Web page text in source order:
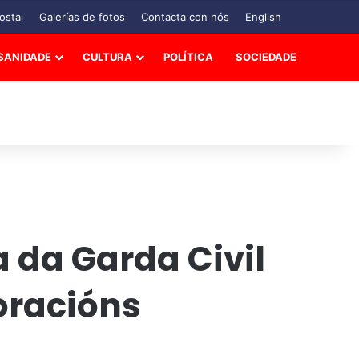
Galerías de fotos Contacta con nós English
CULTURA POLÍTICA SOCIEDADE
da Garda Civil